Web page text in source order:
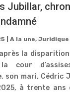
Jubillar,
A la une, Juridique
la
cour
son mari, Cédric
à trente ans